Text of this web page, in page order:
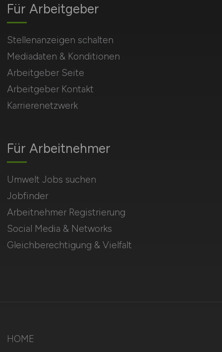
Für Arbeitnehmer
Umwelt Jobs suchen
Jobfinder
Arbeitnehmer Registrierung
Social Media & Networks
Gleichberechtigung & Vielfalt
Für Arbeitgeber
Stellenanzeigen schalten
Mediadaten & Konditionen
Arbeitgeber Seite
Arbeitgeber Kontakt
Karrierenetzwerk
HOME